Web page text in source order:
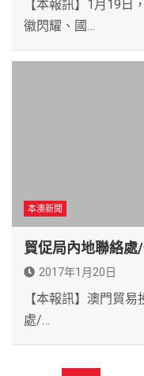
【本報訊】1月19日
徽閃耀、國…
本澳新聞
貿促局內地聯絡
2017年1月20日
【本報訊】澳門貿
處/…